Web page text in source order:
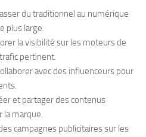
du traditionnel au numérique
plus large.
la visibilité sur les moteurs de
pertinent.
avec des influenceurs pour
et partager des contenus
la marque.
campagnes publicitaires sur les